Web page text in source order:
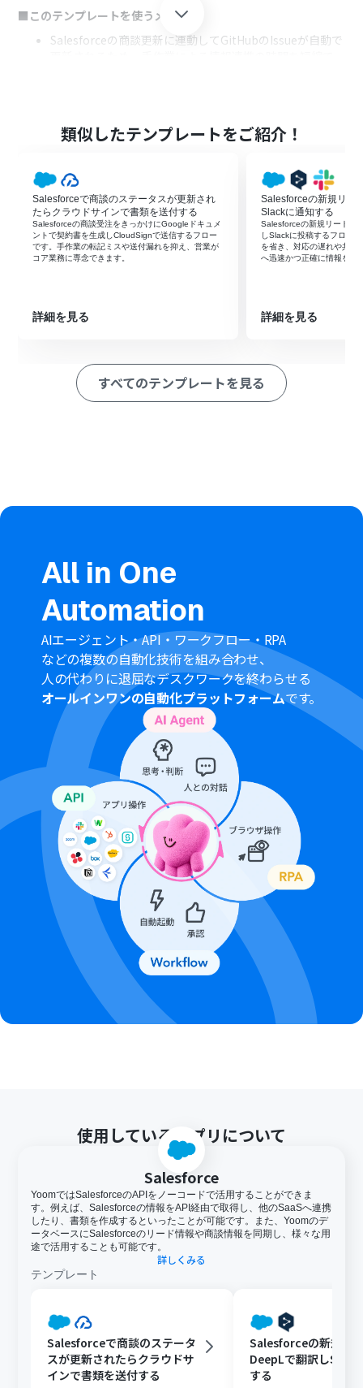
■このテンプレートを使うメリット
Salesforceの商談更新に連動してGitHubのIssueが自動で
■フローボットの流れ
はじめに、GitHubおよびSalesforceをYoomと連携しま
す。
トリガーでSalesforceを選択し、「商談オブジェクトが登
録または更新されたら」を設定します。
次に、オペレーションで分岐機能を設定し、商談のフェ
ーズが「失注」と一致した場合のみ後続の処理に進むよう
に条件を指定します。
特定します。
ど、内容を更新します。
※「トリガー」：フロー起動のきっかけとなるアクション、「オ
ペレーション」：トリガー起動後、フロー内で処理を行うアク
タスを「closed」に設定したり、特定のラベルを付与し
て埋め込み、自動で追記することもできます。
GitHub、SalesforceのそれぞれとYoomを連携してくだ
さい。
Salesforceはチームプラン・サクセスプランでのみご利用
いただけるアプリとなっております。フリープラン・ミニ
プランの場合は設定しているフローボットのオペレーシ
ョンやデータコネクトはエラーとなりますので、ご注意く
ださい。
チームプランやサクセスプランなどの有料プランは、2週
間の無料トライアルを行うことが可能です。無料トライア
ル中には制限対象のアプリを使用することができます。
トリガーは5分、10分、15分、30分、60分の間隔で起動
間隔を選択できます。
プランによって最短の起動間隔が異なりますので、ご注意
ください。
類似したテンプレートをご紹介！
Salesforceで商談のステータスが更新され
たらクラウドサインで書類を送付する
Salesforceの商談受注をきっかけにGoogleドキュメ
ントで契約書を生成しCloudSignで送信するフロー
です。手作業の転記ミスや送付漏れを抑え、営業が
コア業務に専念できます。
詳細を見る
Salesforceの新規リー
Slackに通知する
Salesforceの新規リードを
しSlackに投稿するフロー
を省き、対応の遅れや共有
へ迅速かつ正確に情報を届
詳細を見る
すべてのテンプレートを見る
All in One
Automation
AIエージェント・API・ワークフロー・RPA
などの複数の自動化技術を組み合わせ、
人の代わりに退屈なデスクワークを終わらせる
オールインワンの自動化プラットフォームです。
使用しているアプリについて
Salesforce
YoomではSalesforceのAPIをノーコードで活用することができま
す。例えば、Salesforceの情報をAPI経由で取得し、他のSaaSへ連携
したり、書類を作成するといったことが可能です。また、Yoomのデ
ータベースにSalesforceのリード情報や商談情報を同期し、様々な用
途で活用することも可能です。
詳しくみる
テンプレート
Salesforceで商談のステータ
スが更新されたらクラウドサ
インで書類を送付する
Salesforceの新規リ
DeepLで翻訳しSlack
する